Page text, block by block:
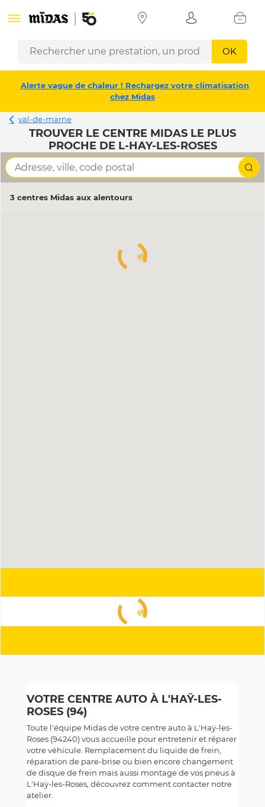
OK
Alerte vague de chaleur ! Rechargez votre climatisation
chez Midas
val-de-marne
TROUVER LE CENTRE MIDAS LE PLUS
PROCHE DE L-HAY-LES-ROSES
3 centres Midas aux alentours
VOTRE CENTRE AUTO À L'HAŸ-LES-
ROSES (94)
Toute l'équipe Midas de votre centre auto à L'Haÿ-les-
Roses (94240) vous accueille pour entretenir et réparer
votre véhicule. Remplacement du liquide de frein,
réparation de pare-brise ou bien encore changement
de disque de frein mais aussi montage de vos pneus à
L'Haÿ-les-Roses, découvrez comment contacter notre
atelier.